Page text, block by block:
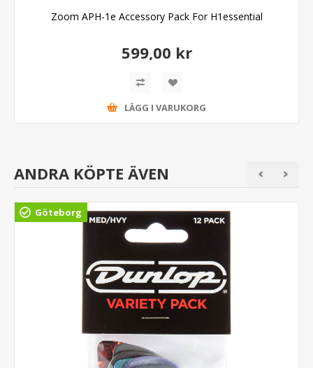
Zoom APH-1e Accessory Pack For H1essential
599,00 kr
LÄGG I VARUKORG
ANDRA KÖPTE ÄVEN
Göteborg